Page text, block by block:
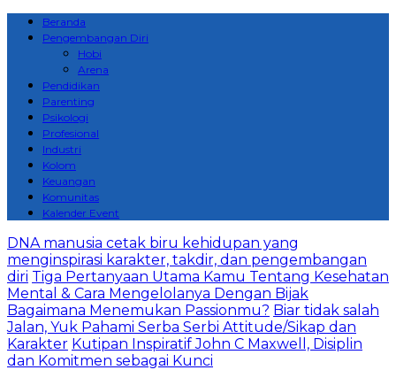
Beranda
Pengembangan Diri
Hobi
Arena
Pendidikan
Parenting
Psikologi
Profesional
Industri
Kolom
Keuangan
Komunitas
Kalender Event
DNA manusia cetak biru kehidupan yang
menginspirasi karakter, takdir, dan pengembangan
diri Tiga Pertanyaan Utama Kamu Tentang Kesehatan
Mental & Cara Mengelolanya Dengan Bijak
Bagaimana Menemukan Passionmu? Biar tidak salah
Jalan, Yuk Pahami Serba Serbi Attitude/Sikap dan
Karakter Kutipan Inspiratif John C Maxwell, Disiplin
dan Komitmen sebagai Kunci